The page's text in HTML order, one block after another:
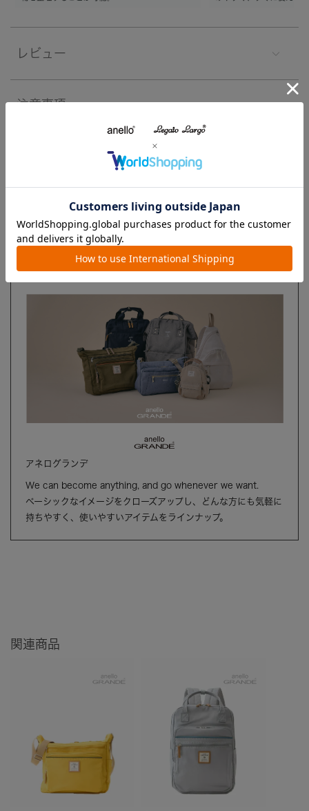
レビュー
注意事項
アネログランデ
We can become anything, and go whenever we want.
ベーシックなイメージをクローズアップし、どんな方にも気軽に
持ちやすく、使いやすいアイテムをラインナップ。
関連商品